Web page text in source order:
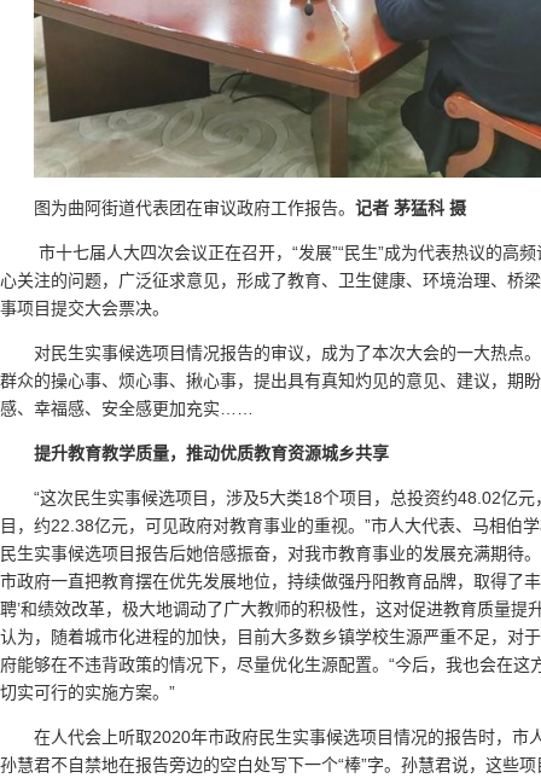
图为曲阿街道代表团在审议政府工作报告。 记者 茅猛科 摄
市十七届人大四次会议正在召开，“发展”“民生”成为代表热议的高
心关注的问题，广泛征求意见，形成了教育、卫生健康、环境治理、桥
事项目提交大会票决。
对民生实事候选项目情况报告的审议，成为了本次大会的一大热点
群众的操心事、烦心事、揪心事，提出具有真知灼见的意见、建议，期
感、幸福感、安全感更加充实……
提升教育教学质量，推动优质教育资源城乡共享
“这次民生实事候选项目，涉及5大类18个项目，总投资约48.02亿
目，约22.38亿元，可见政府对教育事业的重视。”市人大代表、马相伯
民生实事候选项目报告后她倍感振奋，对我市教育事业的发展充满期待
市政府一直把教育摆在优先发展地位，持续做强丹阳教育品牌，取得了
聘’和绩效改革，极大地调动了广大教师的积极性，这对促进教育质量提
认为，随着城市化进程的加快，目前大多数乡镇学校生源严重不足，对
府能够在不违背政策的情况下，尽量优化生源配置。“今后，我也会在这
切实可行的实施方案。”
在人代会上听取2020年市政府民生实事候选项目情况的报告时，市
孙慧君不自禁地在报告旁边的空白处写下一个“棒”字。孙慧君说，这些